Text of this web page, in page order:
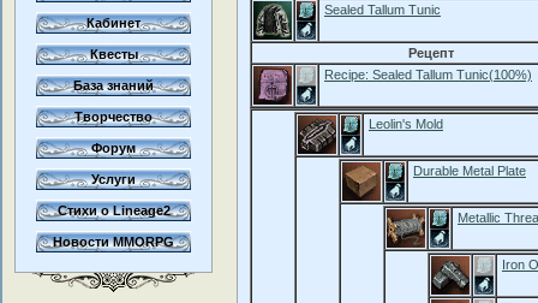
Кабинет
Квесты
База знаний
Творчество
Форум
Услуги
Стихи о Lineage2
Новости MMORPG
Sealed Tallum Tunic
Рецепт
Recipe: Sealed Tallum Tunic(100%)
Leolin's Mold
Durable Metal Plate
Metallic
Iron